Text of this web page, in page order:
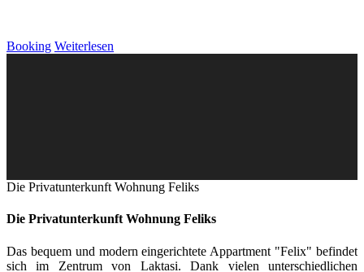
Booking Weiterlesen
Die Privatunterkunft Wohnung Feliks
Die Privatunterkunft Wohnung Feliks
Das bequem und modern eingerichtete Appartment "Felix" befindet
sich im Zentrum von Laktasi. Dank vielen unterschiedlichen